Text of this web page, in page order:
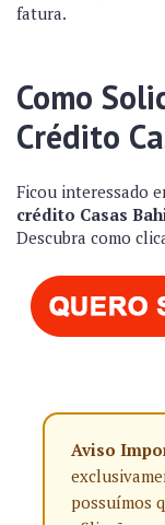
fatura.
Como
Crédito
Ficou interessado
crédito Casas
Descubra como
Aviso
possuímos